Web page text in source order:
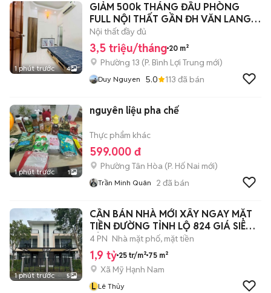
1 phút trước 4
GIẢM 500k THÁNG ĐẦU PHÒNG
FULL NỘI THẤT GẦN ĐH VĂN LANG
CS3
Nội thất đầy đủ
3,5 triệu/tháng 20 m²
Phường 13 (P. Bình Lợi Trung mới)
Duy Nguyen 5.0 113 đã bán
1 phút trước 1
nguyên liệu pha chế
Thực phẩm khác
599.000 đ
Phường Tân Hòa (P. Hố Nai mới)
Trần Minh Quân 2 đã bán
1 phút trước 5
CẦN BÁN NHÀ MỚI XÂY NGAY MẶT
TIỀN ĐƯỜNG TỈNH LỘ 824 GIÁ SIÊU
RẺ
4 PN Nhà mặt phố, mặt tiền
1,9 tỷ 25 tr/m² 75 m²
Xã Mỹ Hạnh Nam
L Lê Thủy